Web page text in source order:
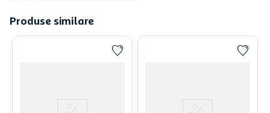
Produse similare